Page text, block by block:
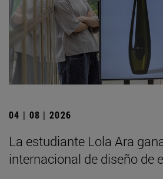
04 | 08 | 2026
La estudiante Lola Ara
internacional de diseño de